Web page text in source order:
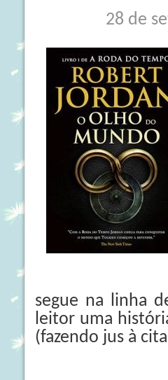
28 de
segue na linha
leitor uma
(fazendo jus à